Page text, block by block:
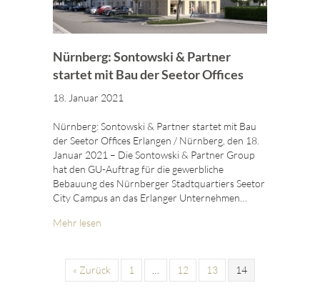
Nürnberg: Sontowski & Partner
startet mit Bau der Seetor Offices
18. Januar 2021
Nürnberg: Sontowski & Partner startet mit Bau
der Seetor Offices Erlangen / Nürnberg, den 18.
Januar 2021 – Die Sontowski & Partner Group
hat den GU-Auftrag für die gewerbliche
Bebauung des Nürnberger Stadtquartiers Seetor
City Campus an das Erlanger Unternehmen…
Mehr lesen
« Zurück 1 12 13 14